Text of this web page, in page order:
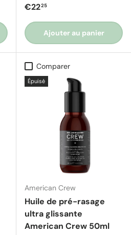
Prix régulier
€2225
Ajouter au panier
Comparer
Épuisé
American Crew
Huile de pré-rasage
ultra glissante
American Crew 50ml